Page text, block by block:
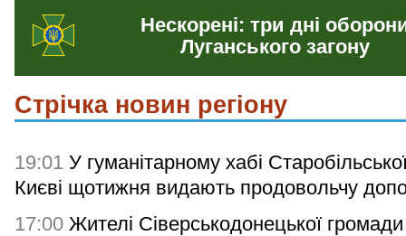
Нескорені: три дні
Луганського загону
Стрічка новин регіону
19:01 У гуманітарному хабі
Києві щотижня видають продовольчу
17:00 Жителі Сіверськодонецької